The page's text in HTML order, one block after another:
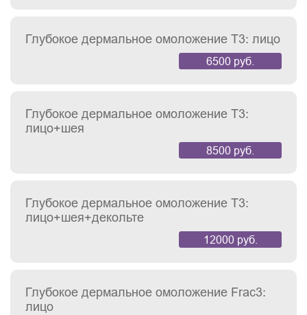
Глубокое дермальное омоложение T3: лицо
6500 руб.
Глубокое дермальное омоложение T3:
лицо+шея
8500 руб.
Глубокое дермальное омоложение T3:
лицо+шея+декольте
12000 руб.
Глубокое дермальное омоложение Frac3:
лицо